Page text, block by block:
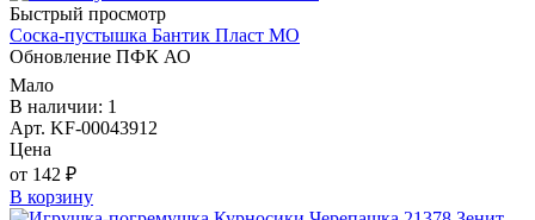
Быстрый просмотр
Соска-пустышка Бантик Пласт МО
Обновление ПФК АО
Мало
В наличии: 1
Арт. KF-00043912
Цена
от 142 ₽
В корзину